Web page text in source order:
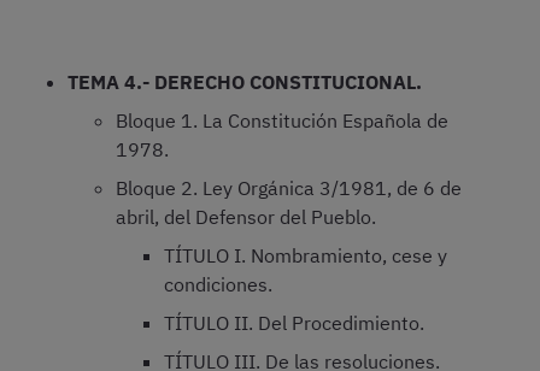
TEMA 4.- DERECHO CONSTITUCIONAL.
Bloque 1. La Constitución Española de
1978.
Bloque 2. Ley Orgánica 3/1981, de 6 de
abril, del Defensor del Pueblo.
TÍTULO I. Nombramiento, cese y
condiciones.
TÍTULO II. Del Procedimiento.
TÍTULO III. De las resoluciones.